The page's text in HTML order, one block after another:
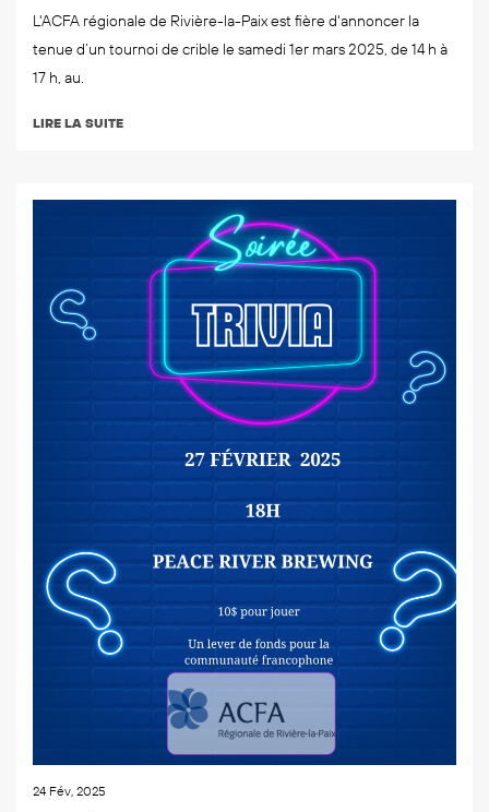
L'ACFA régionale de Rivière-la-Paix est fière d'annoncer la
tenue d’un tournoi de crible le samedi 1er mars 2025, de 14 h à
17 h, au.
LIRE LA SUITE
24 Fév, 2025